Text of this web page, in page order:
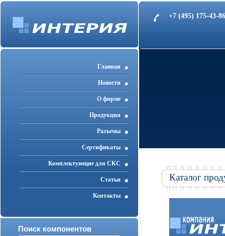
+7 (495) 175-43-
Главная
Новости
О фирме
Продукция
Разъемы
Cертификаты
Комплектующие для СКС
Статьи
Контакты
Поиск компонентов
Каталог